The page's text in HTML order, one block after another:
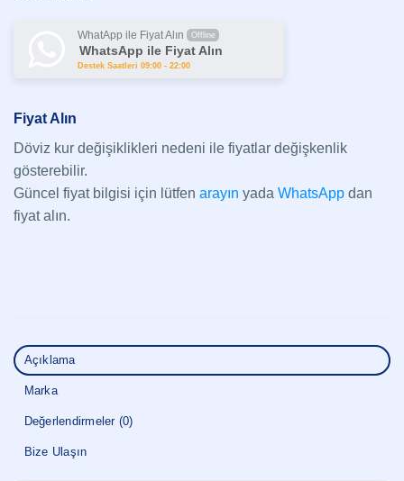
WhatApp ile Fiyat Alın Offline
WhatsApp ile Fiyat Alın
Destek Saatleri 09:00 - 22:00
Fiyat Alın
Döviz kur değişiklikleri nedeni ile fiyatlar değişkenlik
gösterebilir.
Güncel fiyat bilgisi için lütfen arayın yada WhatsApp dan
fiyat alın.
Açıklama
Marka
Değerlendirmeler (0)
Bize Ulaşın